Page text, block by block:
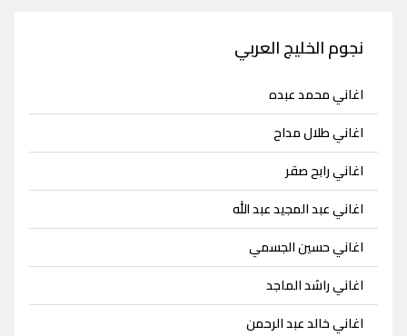
نجوم الخليج العربي
اغاني محمد عبده
اغاني طلال مداح
اغاني رابح صقر
اغاني عبد المجيد عبد الله
اغاني حسين الجسمي
اغاني راشد الماجد
اغاني خالد عبد الرحمن